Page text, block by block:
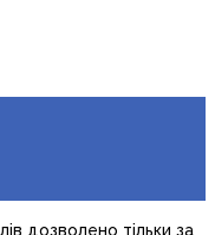
дозволено тільки за